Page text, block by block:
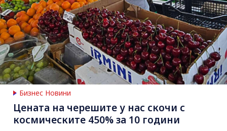
Бизнес Новини
Цената на черешите у нас скочи с
космическите 450% за 10 години